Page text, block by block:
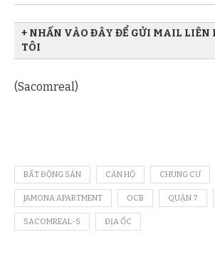
+ NHẤN VÀO ĐÂY ĐỂ GỬI MAIL LIÊN
TÔI
(Sacomreal)
BẤT ĐỘNG SẢN CĂN HỘ CHUNG CƯ
JAMONA APARTMENT OCB QUẬN 7
SACOMREAL-S ĐỊA ỐC